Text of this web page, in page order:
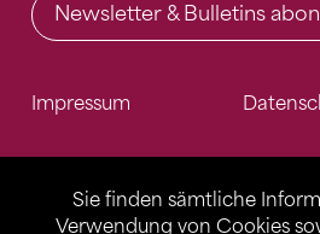
Sie finden sämtliche
Verwendung von Cookies
Newsletter & Bulletins
Impressum